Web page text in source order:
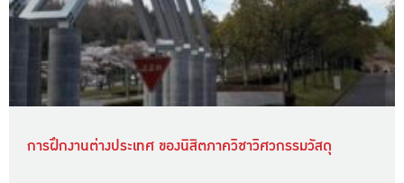
การฝึกงานต่างประเทศ ของนิสิตภาควิชาวิศวกรรมวัสดุ